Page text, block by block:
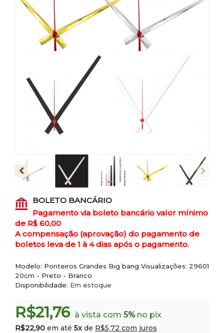
BOLETO BANCÁRIO
Pagamento via boleto bancário valor mínimo
de R$ 60,00
A compensação (aprovação) do pagamento de
boletos leva de 1 à 4 dias após o pagamento.
Visualizações: 29601
Modelo: Ponteiros Grandes Big bang
20cm - Preto - Branco
Disponibilidade: Em estoque
R$21,76 à vista com 5%no pix
R$22,90 em até 5x de R$5,72 com juros